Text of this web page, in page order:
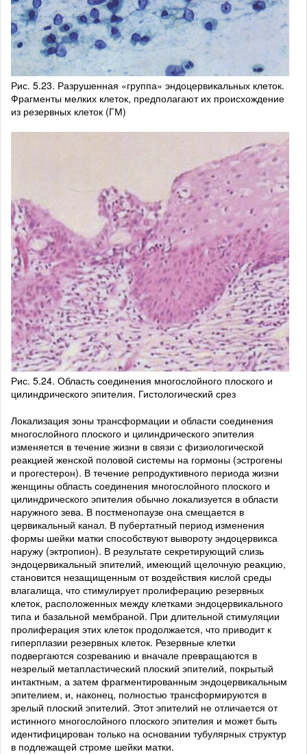
Рис. 5.23. Разрушенная «группа» эндоцервикальных клеток.
Фрагменты мелких клеток, предполагают их происхождение
из резервных клеток (ГМ)
Рис. 5.24. Область соединения многослойного плоского и
цилиндрического эпителия. Гистологический срез
Локализация зоны трансформации и области соединения
многослойного плоского и цилиндрического эпителия
изменяется в течение жизни в связи с физиологической
реакцией женской половой системы на гормоны (эстрогены
и прогестерон). В течение репродуктивного периода жизни
женщины область соединения многослойного плоского и
цилиндрического эпителия обычно локализуется в области
наружного зева. В постменопаузе она смещается в
цервикальный канал. В пубертатный период изменения
формы шейки матки способствуют вывороту эндоцервикса
наружу (эктропион). В результате секретирующий слизь
эндоцервикальный эпителий, имеющий щелочную реакцию,
становится незащищенным от воздействия кислой среды
влагалища, что стимулирует пролиферацию резервных
клеток, расположенных между клетками эндоцервикального
типа и базальной мембраной. При длительной стимуляции
пролиферация этих клеток продолжается, что приводит к
гиперплазии резервных клеток. Резервные клетки
подвергаются созреванию и вначале превращаются в
незрелый метапластический плоский эпителий, покрытый
интактным, а затем фрагментированным эндоцервикальным
эпителием, и, наконец, полностью трансформируются в
зрелый плоский эпителий. Этот эпителий не отличается от
истинного многослойного плоского эпителия и может быть
идентифицирован только на основании тубулярных структур
в подлежащей строме шейки матки.